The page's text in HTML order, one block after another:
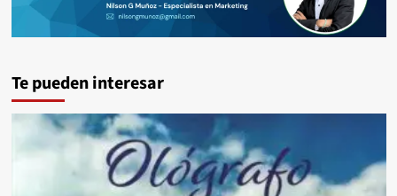
Te pueden interesar